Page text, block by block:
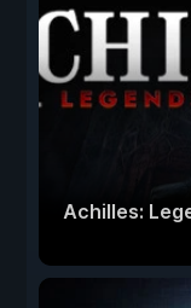
Achilles: